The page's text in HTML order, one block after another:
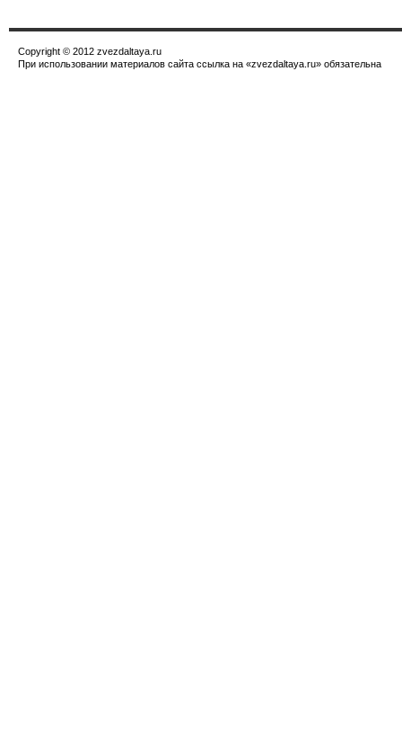
Copyright © 2012 zvezdaltaya.ru
При использовании материалов сайта ссылка на «zvezdaltaya.ru» обязательна